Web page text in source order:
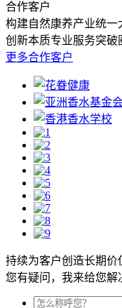
合作客户
构建自然康养产业统一
创新本质专业服务突破
更多合作客户
持续为客户创造长期价
您有疑问，我来给您解